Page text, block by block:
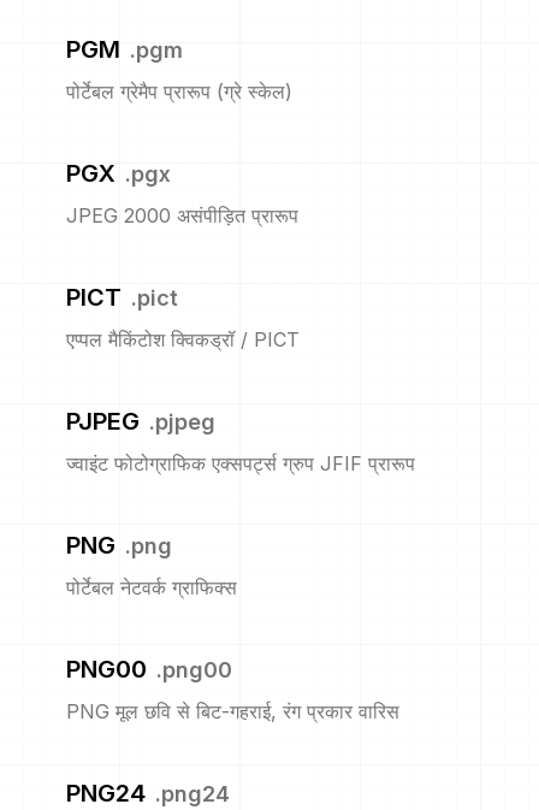
PGM .pgm
पोर्टेबल ग्रेमैप प्रारूप (ग्रे स्केल)
PGX .pgx
JPEG 2000 असंपीड़ित प्रारूप
PICT .pict
एप्पल मैकिंटोश क्विकड्रॉ / PICT
PJPEG .pjpeg
ज्वाइंट फोटोग्राफिक एक्सपर्ट्स ग्रुप JFIF प्रारूप
PNG .png
पोर्टेबल नेटवर्क ग्राफिक्स
PNG00 .png00
PNG मूल छवि से बिट-गहराई, रंग प्रकार वारिस
PNG24 .png24